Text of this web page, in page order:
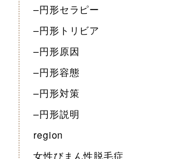
–円形セラピー
–円形トリビア
–円形原因
–円形容態
–円形対策
–円形説明
region
女性びまん性脱毛症